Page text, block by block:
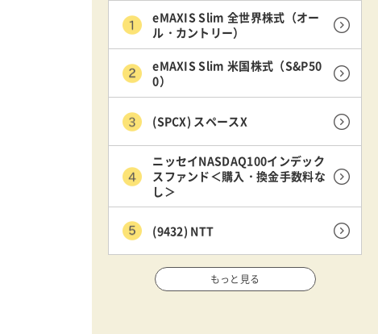
eMAXIS Slim 全世界株式（オー
ル・カントリー）
eMAXIS Slim 米国株式（S&P50
0）
(SPCX) スペースX
ニッセイNASDAQ100インデック
スファンド＜購入・換金手数料な
し＞
(9432) NTT
もっと見る